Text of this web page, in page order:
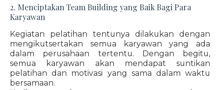
2. Menciptakan Team Building yang Baik Bagi Para
Karyawan
Kegiatan pelatihan tentunya dilakukan dengan
mengikutsertakan semua karyawan yang ada
dalam perusahaan tertentu. Dengan begitu,
semua karyawan akan mendapat suntikan
pelatihan dan motivasi yang sama dalam waktu
bersamaan.